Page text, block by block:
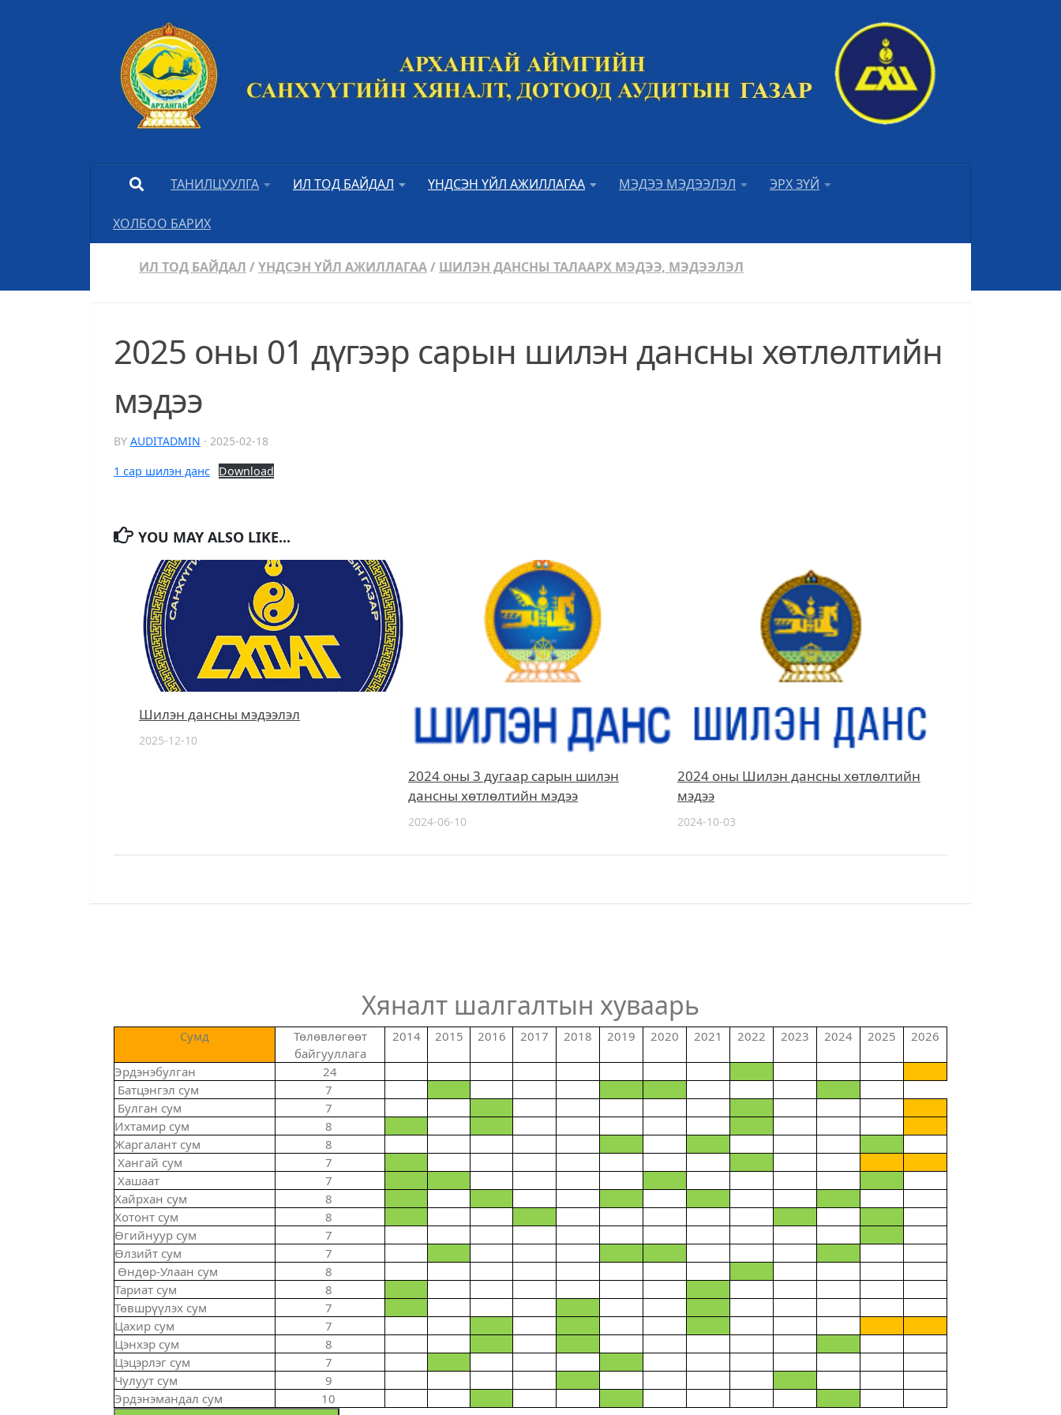
ТАНИЛЦУУЛГА ИЛ ТОД БАЙДАЛ ҮНДСЭН ҮЙЛ АЖИЛЛАГАА МЭДЭЭ МЭДЭЭЛЭЛ ЭРХ ЗҮЙ
ХОЛБОО БАРИХ
ИЛ ТОД БАЙДАЛ /ҮНДСЭН ҮЙЛ АЖИЛЛАГАА/ ШИЛЭН ДАНСНЫ ТАЛААРХ МЭДЭЭ, МЭДЭЭЛЭЛ
2025 оны 01 дүгээр сарын шилэн дансны хөтлөлтийн
мэдээ
BY AUDITADMIN · 2025-02-18
1 сар шилэн данс
Download
YOU MAY ALSO LIKE...
Шилэн дансны мэдээлэл
2025-12-10
2024 оны 3 дугаар сарын шилэн
дансны хөтлөлтийн мэдээ
2024-06-10
2024 оны Шилэн дансны хөтлөлтийн
мэдээ
2024-10-03
Хяналт шалгалтын хуваарь
Сумд
Төлөвлөгөөт
байгууллага
2014 2015 2016 2017 2018 2019 2020 2021 2022 2023 2024 2025 2026
Эрдэнэбулган
24
Батцэнгэл сум
7
Булган сум
7
Ихтамир сум
8
Жаргалант сум
8
Хангай сум
7
Хашаат
7
Хайрхан сум
8
Хотонт сум
8
Өгийнуур сум
7
Өлзийт сум
7
Өндөр-Улаан сум
8
Тариат сум
8
Төвшрүүлэх сум
7
Цахир сум
7
Цэнхэр сум
8
Цэцэрлэг сум
7
Чулуут сум
9
Эрдэнэмандал сум
10